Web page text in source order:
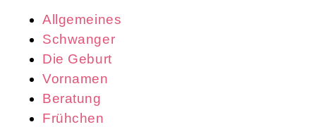
Allgemeines
Schwanger
Die Geburt
Vornamen
Beratung
Frühchen